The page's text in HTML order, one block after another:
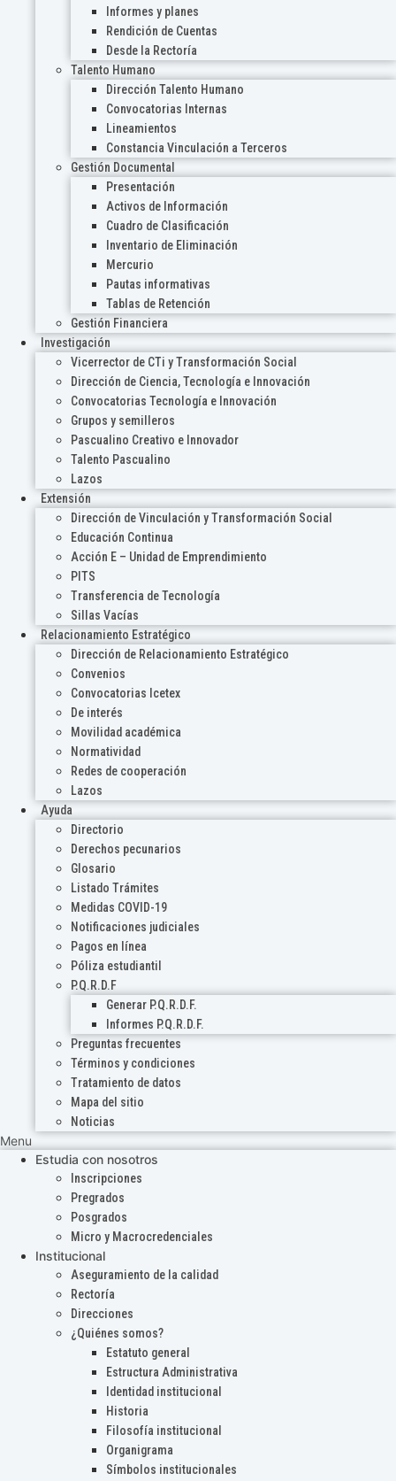
Informes y planes
Rendición de Cuentas
Desde la Rectoría
Talento Humano
Dirección Talento Humano
Convocatorias Internas
Lineamientos
Constancia Vinculación a Terceros
Gestión Documental
Presentación
Activos de Información
Cuadro de Clasificación
Inventario de Eliminación
Mercurio
Pautas informativas
Tablas de Retención
Gestión Financiera
Investigación
Vicerrector de CTi y Transformación Social
Dirección de Ciencia, Tecnología e Innovación
Convocatorias Tecnología e Innovación
Grupos y semilleros
Pascualino Creativo e Innovador
Talento Pascualino
Lazos
Extensión
Dirección de Vinculación y Transformación Social
Educación Continua
Acción E – Unidad de Emprendimiento
PITS
Transferencia de Tecnología
Sillas Vacías
Relacionamiento Estratégico
Dirección de Relacionamiento Estratégico
Convenios
Convocatorias Icetex
De interés
Movilidad académica
Normatividad
Redes de cooperación
Lazos
Ayuda
Directorio
Derechos pecunarios
Glosario
Listado Trámites
Medidas COVID-19
Notificaciones judiciales
Pagos en línea
Póliza estudiantil
P.Q.R.D.F
Generar P.Q.R.D.F.
Informes P.Q.R.D.F.
Preguntas frecuentes
Términos y condiciones
Tratamiento de datos
Mapa del sitio
Noticias
Menu
Estudia con nosotros
Inscripciones
Pregrados
Posgrados
Micro y Macrocredenciales
Institucional
Aseguramiento de la calidad
Rectoría
Direcciones
¿Quiénes somos?
Estatuto general
Estructura Administrativa
Identidad institucional
Historia
Filosofía institucional
Organigrama
Símbolos institucionales